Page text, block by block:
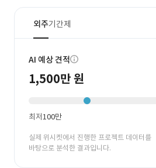
외주기간제
AI 예상 견적
1,500만 원
최저100만
실제 위시켓에서 진행한 프로젝트 데이터를
바탕으로 분석한 결과입니다.